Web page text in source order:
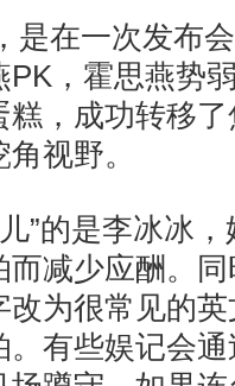
是在一次发布
，霍思燕势
，成功转移
视野。
”的是李冰冰
减少应酬。
改为很常见的
有些娱记会